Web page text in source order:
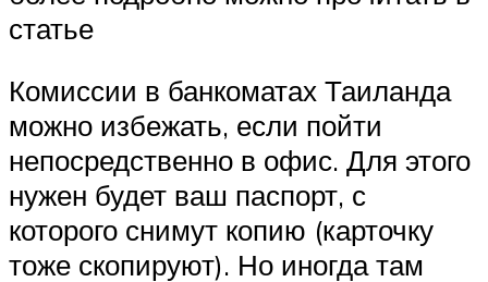
статье
Комиссии в банкоматах Таиланда
можно избежать, если пойти
непосредственно в офис. Для этого
нужен будет ваш паспорт, с
которого снимут копию (карточку
тоже скопируют). Но иногда там